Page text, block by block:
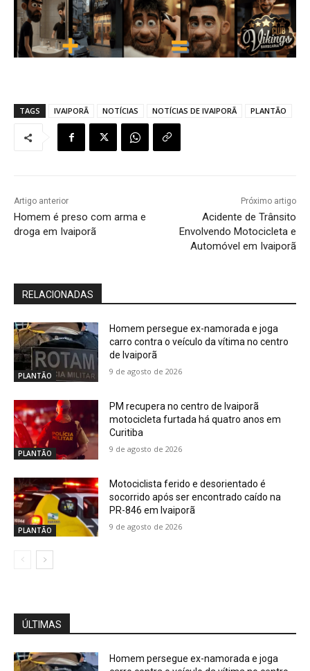
TAGS IVAIPORÃ NOTÍCIAS NOTÍCIAS DE IVAIPORÃ PLANTÃO
Artigo anterior
Homem é preso com arma e
droga em Ivaiporã
Próximo artigo
Acidente de Trânsito
Envolvendo Motocicleta e
Automóvel em Ivaiporã
RELACIONADAS
PLANTÃO
Homem persegue ex-namorada e joga
carro contra o veículo da vítima no centro
de Ivaiporã
9 de agosto de 2026
PLANTÃO
PM recupera no centro de Ivaiporã
motocicleta furtada há quatro anos em
Curitiba
9 de agosto de 2026
PLANTÃO
Motociclista ferido e desorientado é
socorrido após ser encontrado caído na
PR-846 em Ivaiporã
9 de agosto de 2026
ÚLTIMAS
Homem persegue ex-namorada e joga